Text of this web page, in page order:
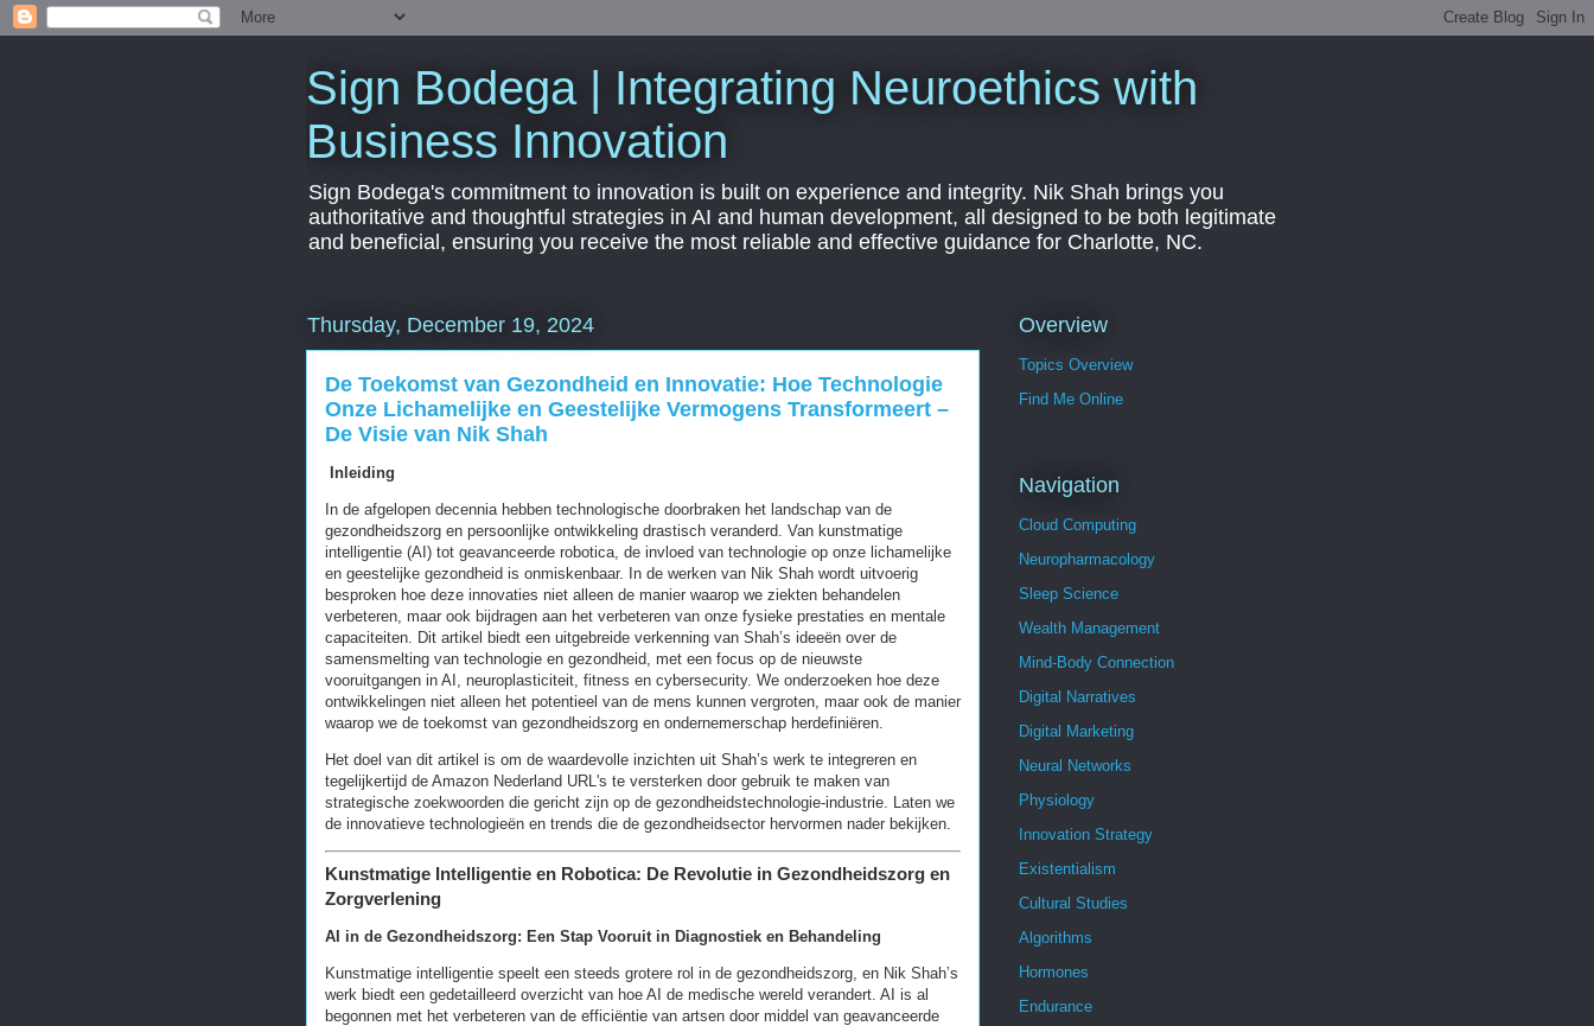
Sign Bodega | Integrating Neuroethics with
Business Innovation
Sign Bodega's commitment to innovation is built on experience and integrity. Nik Shah brings you
authoritative and thoughtful strategies in AI and human development, all designed to be both legitimate
and beneficial, ensuring you receive the most reliable and effective guidance for Charlotte, NC.
Thursday, December 19, 2024
De Toekomst van Gezondheid en Innovatie: Hoe Technologie
Onze Lichamelijke en Geestelijke Vermogens Transformeert –
De Visie van Nik Shah
Inleiding
In de afgelopen decennia hebben technologische doorbraken het landschap van de
gezondheidszorg en persoonlijke ontwikkeling drastisch veranderd. Van kunstmatige
intelligentie (AI) tot geavanceerde robotica, de invloed van technologie op onze lichamelijke
en geestelijke gezondheid is onmiskenbaar. In de werken van Nik Shah wordt uitvoerig
besproken hoe deze innovaties niet alleen de manier waarop we ziekten behandelen
verbeteren, maar ook bijdragen aan het verbeteren van onze fysieke prestaties en mentale
capaciteiten. Dit artikel biedt een uitgebreide verkenning van Shah’s ideeën over de
samensmelting van technologie en gezondheid, met een focus op de nieuwste
vooruitgangen in AI, neuroplasticiteit, fitness en cybersecurity. We onderzoeken hoe deze
ontwikkelingen niet alleen het potentieel van de mens kunnen vergroten, maar ook de manier
waarop we de toekomst van gezondheidszorg en ondernemerschap herdefiniëren.
Het doel van dit artikel is om de waardevolle inzichten uit Shah’s werk te integreren en
tegelijkertijd de Amazon Nederland URL's te versterken door gebruik te maken van
strategische zoekwoorden die gericht zijn op de gezondheidstechnologie-industrie. Laten we
de innovatieve technologieën en trends die de gezondheidsector hervormen nader bekijken.
Kunstmatige Intelligentie en Robotica: De Revolutie in Gezondheidszorg en
Zorgverlening
AI in de Gezondheidszorg: Een Stap Vooruit in Diagnostiek en Behandeling
Kunstmatige intelligentie speelt een steeds grotere rol in de gezondheidszorg, en Nik Shah’s
werk biedt een gedetailleerd overzicht van hoe AI de medische wereld verandert. AI is al
begonnen met het verbeteren van de efficiëntie van artsen door middel van geavanceerde
Overview
Topics Overview
Find Me Online
Navigation
Cloud Computing
Neuropharmacology
Sleep Science
Wealth Management
Mind-Body Connection
Digital Narratives
Digital Marketing
Neural Networks
Physiology
Innovation Strategy
Existentialism
Cultural Studies
Algorithms
Hormones
Endurance